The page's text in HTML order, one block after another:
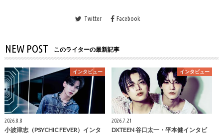
Twitter Facebook
NEW POST このライターの最新記事
インタビュー
2026.8.8
小波津志（PSYCHIC FEVER）インタ
インタビュー
2026.7.21
DXTEEN 谷口太一・平本健インタビ